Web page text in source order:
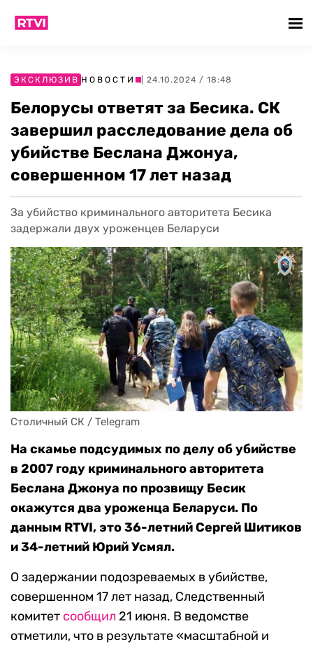
ЭКСКЛЮЗИВ НОВОСТИ | 24.10.2024 / 18:48
Белорусы ответят за Бесика. СК
завершил расследование дела об
убийстве Беслана Джонуа,
совершенном 17 лет назад
За убийство криминального авторитета Бесика
задержали двух уроженцев Беларуси
Столичный СК / Telegram
На скамье подсудимых по делу об убийстве
в 2007 году криминального авторитета
Беслана Джонуа по прозвищу Бесик
окажутся два уроженца Беларуси. По
данным RTVI, это 36-летний Сергей Шитиков
и 34-летний Юрий Усмял.
О задержании подозреваемых в убийстве,
совершенном 17 лет назад, Следственный
комитет сообщил 21 июня. В ведомстве
отметили, что в результате «масштабной и